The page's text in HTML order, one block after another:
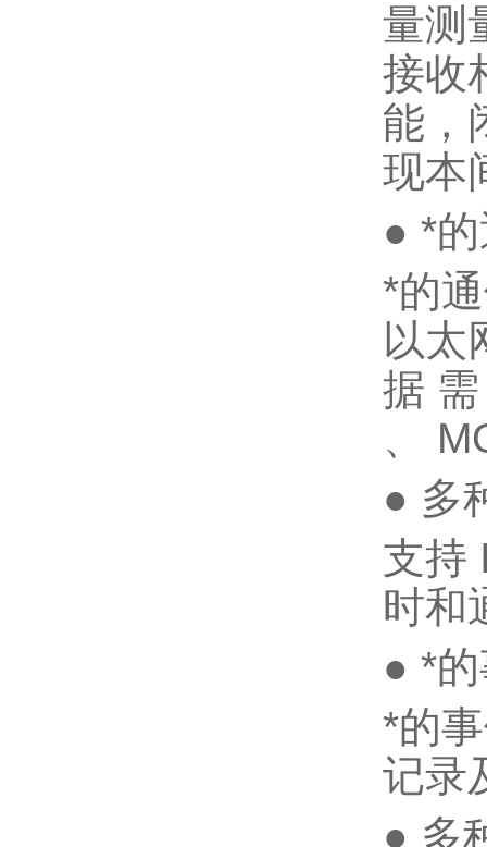
量测
接收
能，
现本
● *
*的
以太
据
、
● 多
支持
时和
● *
*的
记录
● 多